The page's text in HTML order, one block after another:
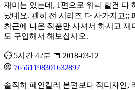
재미는 있는데, 1편으로 워낙 할건 다
났네요. 괜히 전 시리즈 다 사가지고;;
최근에 나온 작품만 사셔서 하시고 재
도 구입해서 해보십시오.
⏱️ 5시간 42분 📅 2018-03-12
76561198301632897
솔직히 페인킬러 본편보다 적디자인,